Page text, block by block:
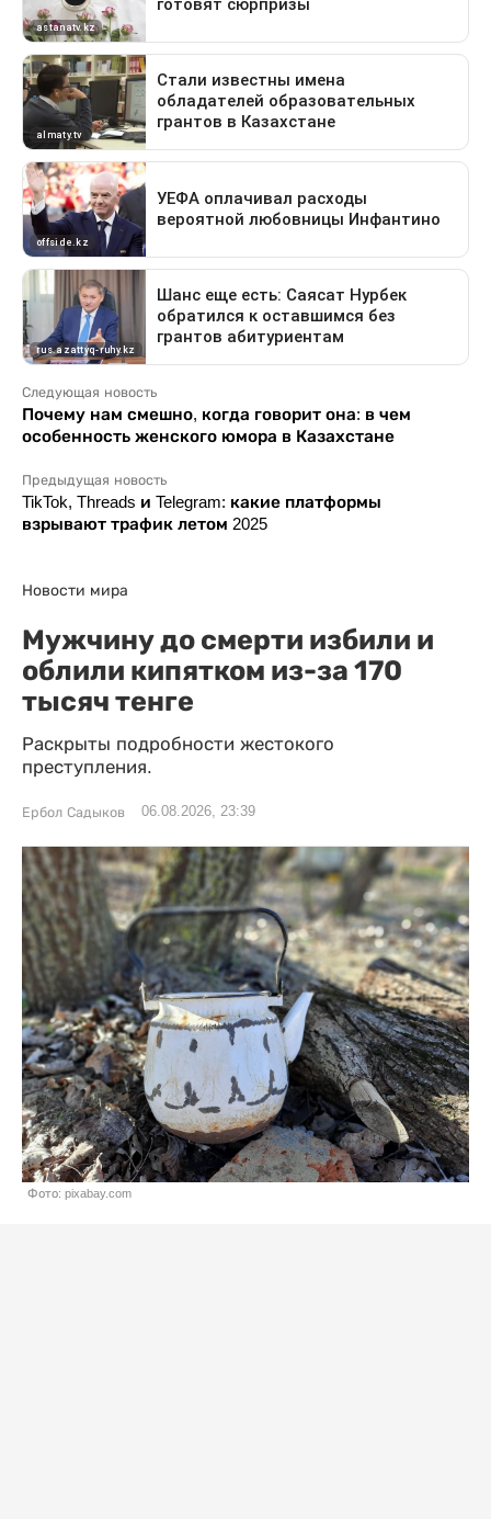
Следующая новость
Почему нам смешно, когда говорит она: в чем
особенность женского юмора в Казахстане
Предыдущая новость
TikTok, Threads и Telegram: какие платформы
взрывают трафик летом 2025
Новости мира
Мужчину до смерти избили и
облили кипятком из-за 170
тысяч тенге
Раскрыты подробности жестокого
преступления.
Ербол Садыков 06.08.2026, 23:39
Фото: pixabay.com